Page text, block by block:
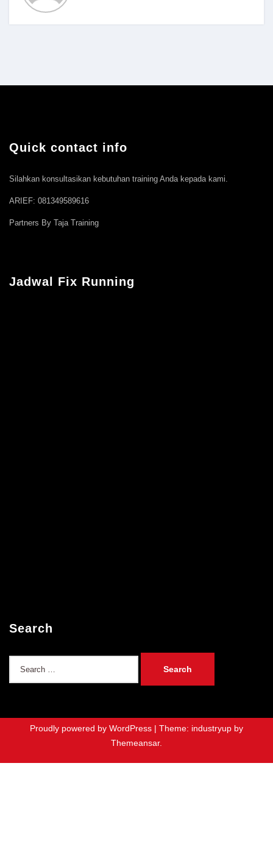
Quick contact info
Silahkan konsultasikan kebutuhan training Anda kepada kami.
ARIEF: 081349589616
Partners By Taja Training
Jadwal Fix Running
Search
Proudly powered by WordPress | Theme: industryup by
Themeansar.